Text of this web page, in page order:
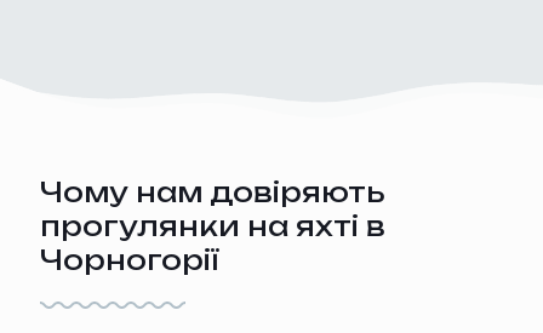
Чому нам довіряють
прогулянки на яхті в
Чорногорії